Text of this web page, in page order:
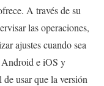
A través de su
las operaciones,
ajustes cuando sea
Android e iOS y
usar que la versión